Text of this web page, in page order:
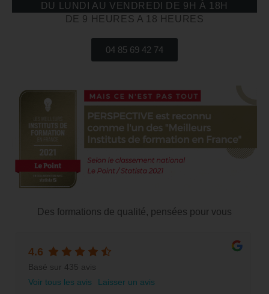
DU LUNDI AU VENDREDI DE 9H À 18H
DE 9 HEURES A 18 HEURES
04 85 69 42 74
Des formations de qualité, pensées pour vous
4.6
Basé sur 435 avis
Voir tous les avis
Laisser un avis